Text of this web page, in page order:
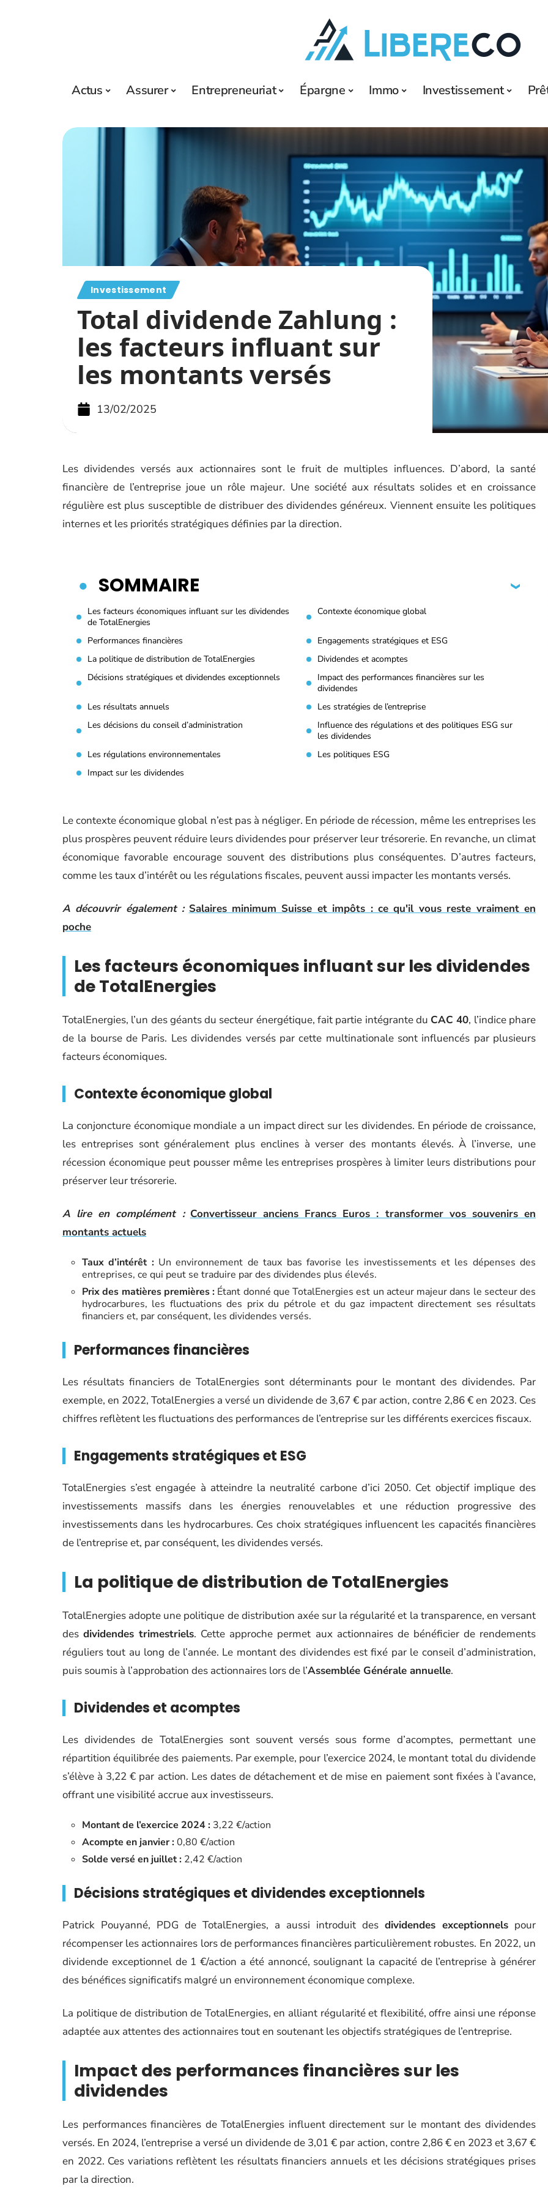
Actus Assurer Entrepreneuriat Épargne Immo Investissement
Investissement
Total dividende Zahlung :
les facteurs influant sur
les montants versés
13/02/2025
Les dividendes versés aux actionnaires sont le fruit de multiples influences. D’abord, la santé
financière de l’entreprise joue un rôle majeur. Une société aux résultats solides et en croissance
régulière est plus susceptible de distribuer des dividendes généreux. Viennent ensuite les politiques
internes et les priorités stratégiques définies par la direction.
SOMMAIRE
Les facteurs économiques influant sur les dividendes
de TotalEnergies
Contexte économique global
Performances financières
Engagements stratégiques et ESG
La politique de distribution de TotalEnergies
Dividendes et acomptes
Décisions stratégiques et dividendes exceptionnels
Impact des performances financières sur les
dividendes
Les résultats annuels
Les stratégies de l’entreprise
Les décisions du conseil d’administration
Influence des régulations et des politiques ESG sur
les dividendes
Les régulations environnementales
Les politiques ESG
Impact sur les dividendes
Le contexte économique global n’est pas à négliger. En période de récession, même les entreprises les
plus prospères peuvent réduire leurs dividendes pour préserver leur trésorerie. En revanche, un climat
économique favorable encourage souvent des distributions plus conséquentes. D’autres facteurs,
comme les taux d’intérêt ou les régulations fiscales, peuvent aussi impacter les montants versés.
A découvrir également : Salaires minimum Suisse et impôts : ce qu'il vous reste vraiment en
poche
Les facteurs économiques influant sur les dividendes
de TotalEnergies
TotalEnergies, l’un des géants du secteur énergétique, fait partie intégrante du CAC 40, l’indice phare
de la bourse de Paris. Les dividendes versés par cette multinationale sont influencés par plusieurs
facteurs économiques.
Contexte économique global
La conjoncture économique mondiale a un impact direct sur les dividendes. En période de croissance,
les entreprises sont généralement plus enclines à verser des montants élevés. À l’inverse, une
récession économique peut pousser même les entreprises prospères à limiter leurs distributions pour
préserver leur trésorerie.
A lire en complément : Convertisseur anciens Francs Euros : transformer vos souvenirs en
montants actuels
Taux d’intérêt :Un environnement de taux bas favorise les investissements et les dépenses des
entreprises, ce qui peut se traduire par des dividendes plus élevés.
Prix des matières premières : Étant donné que TotalEnergies est un acteur majeur dans le secteur des
hydrocarbures, les fluctuations des prix du pétrole et du gaz impactent directement ses résultats
financiers et, par conséquent, les dividendes versés.
Performances financières
Les résultats financiers de TotalEnergies sont déterminants pour le montant des dividendes. Par
exemple, en 2022, TotalEnergies a versé un dividende de 3,67 € par action, contre 2,86 € en 2023. Ces
chiffres reflètent les fluctuations des performances de l’entreprise sur les différents exercices fiscaux.
Engagements stratégiques et ESG
TotalEnergies s’est engagée à atteindre la neutralité carbone d’ici 2050. Cet objectif implique des
investissements massifs dans les énergies renouvelables et une réduction progressive des
investissements dans les hydrocarbures. Ces choix stratégiques influencent les capacités financières
de l’entreprise et, par conséquent, les dividendes versés.
La politique de distribution de TotalEnergies
TotalEnergies adopte une politique de distribution axée sur la régularité et la transparence, en versant
desdividendes trimestriels. Cette approche permet aux actionnaires de bénéficier de rendements
réguliers tout au long de l’année. Le montant des dividendes est fixé par le conseil d’administration,
puis soumis à l’approbation des actionnaires lors de l’Assemblée Générale annuelle.
Dividendes et acomptes
Les dividendes de TotalEnergies sont souvent versés sous forme d’acomptes, permettant une
répartition équilibrée des paiements. Par exemple, pour l’exercice 2024, le montant total du dividende
s’élève à 3,22 € par action. Les dates de détachement et de mise en paiement sont fixées à l’avance,
offrant une visibilité accrue aux investisseurs.
Montant de l’exercice 2024 : 3,22 €/action
Acompte en janvier :0,80 €/action
Solde versé en juillet : 2,42 €/action
Décisions stratégiques et dividendes exceptionnels
Patrick Pouyanné, PDG de TotalEnergies, a aussi introduit des dividendes exceptionnels pour
récompenser les actionnaires lors de performances financières particulièrement robustes. En 2022, un
dividende exceptionnel de 1 €/action a été annoncé, soulignant la capacité de l’entreprise à générer
des bénéfices significatifs malgré un environnement économique complexe.
La politique de distribution de TotalEnergies, en alliant régularité et flexibilité, offre ainsi une réponse
adaptée aux attentes des actionnaires tout en soutenant les objectifs stratégiques de l’entreprise.
Impact des performances financières sur les
dividendes
Les performances financières de TotalEnergies influent directement sur le montant des dividendes
versés. En 2024, l’entreprise a versé un dividende de 3,01 € par action, contre 2,86 € en 2023 et 3,67 €
en 2022. Ces variations reflètent les résultats financiers annuels et les décisions stratégiques prises
par la direction.